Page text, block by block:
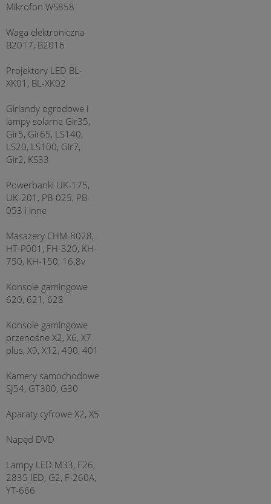
Mikrofon WS858
Waga elektroniczna
B2017, B2016
Projektory LED BL-
XK01, BL-XK02
Girlandy ogrodowe i
lampy solarne Gir35,
Gir5, Gir65, LS140,
LS20, LS100, Gir7,
Gir2, KS33
Powerbanki UK-175,
UK-201, PB-025, PB-
053 i inne
Masażery CHM-8028,
HT-P001, FH-320, KH-
750, KH-150, 16.8v
Konsole gamingowe
620, 621, 628
Konsole gamingowe
przenośne X2, X6, X7
plus, X9, X12, 400, 401
Kamery samochodowe
SJ54, GT300, G30
Aparaty cyfrowe X2, X5
Napęd DVD
Lampy LED M33, F26,
2835 IED, G2, F-260A,
YT-666